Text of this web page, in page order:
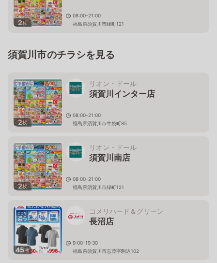
2枚
08:00-21:00
福島県須賀川市緑町121
須賀川市のチラシを見る
2枚
リオン・ドール
須賀川インター店
08:00-21:00
福島県須賀川市牛袋町85
2枚
リオン・ドール
須賀川南店
08:00-21:00
福島県須賀川市緑町121
45枚
コメリハード＆グリーン
長沼店
9:00-19:30
福島県須賀川市志茂字駒込102